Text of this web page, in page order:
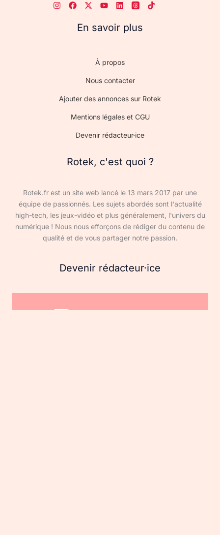
En savoir plus
À propos
Nous contacter
Ajouter des annonces sur Rotek
Mentions légales et CGU
Devenir rédacteur·ice
Rotek, c'est quoi ?
Rotek.fr est un site web lancé le 13 mars 2017 par une
équipe de passionnés. Les sujets abordés sont l'actualité
high-tech, les jeux-vidéo et plus généralement, l'univers du
numérique ! Nous nous efforçons de rédiger du contenu de
qualité et de vous partager notre passion.
Devenir rédacteur·ice